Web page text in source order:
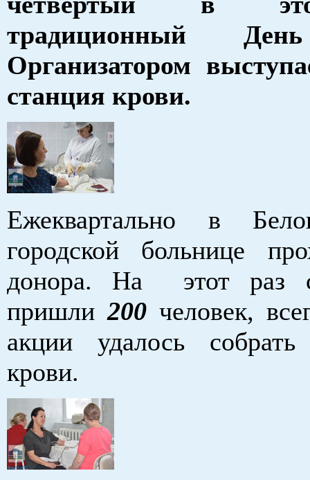
традиционный
Организатором
станция крови.
Ежеквартально в
городской больнице
донора. На этот раз
пришли200 человек,
акции удалось
крови.